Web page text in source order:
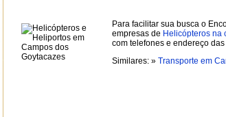
Para facilitar sua busca o
empresas de Helicópteros na
com telefones e endereço das
Similares: » Transporte em